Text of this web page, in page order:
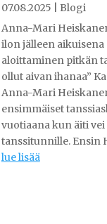
07.08.2025
Blogi
Anna-Mari
ilon jälleen aikuisena
aloittaminen pitkän
ollut aivan ihanaa”
Anna-Mari
ensimmäiset
vuotiaana kun äiti vei
tanssitunnille. Ensin
lue lisää